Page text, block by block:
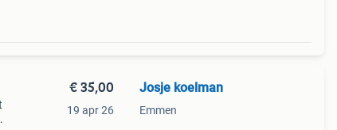
€ 35,00
19 apr 26
Josje koelman
Emmen